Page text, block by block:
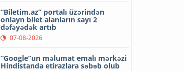
“Biletim.az” portalı üzərindən
onlayn bilet alanların sayı 2
dəfəyədək artıb
07-08-2026
“Google”un məlumat emalı mərkəzi
Hindistanda etirazlara səbəb olub